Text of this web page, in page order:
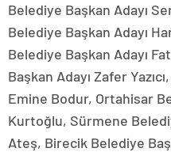
Belediye Başkan Adayı
Belediye Başkan Adayı
Belediye Başkan Adayı
Başkan Adayı Zafer
Emine Bodur, Ortahisar
Kurtoğlu, Sürmene
Ateş, Birecik Belediye